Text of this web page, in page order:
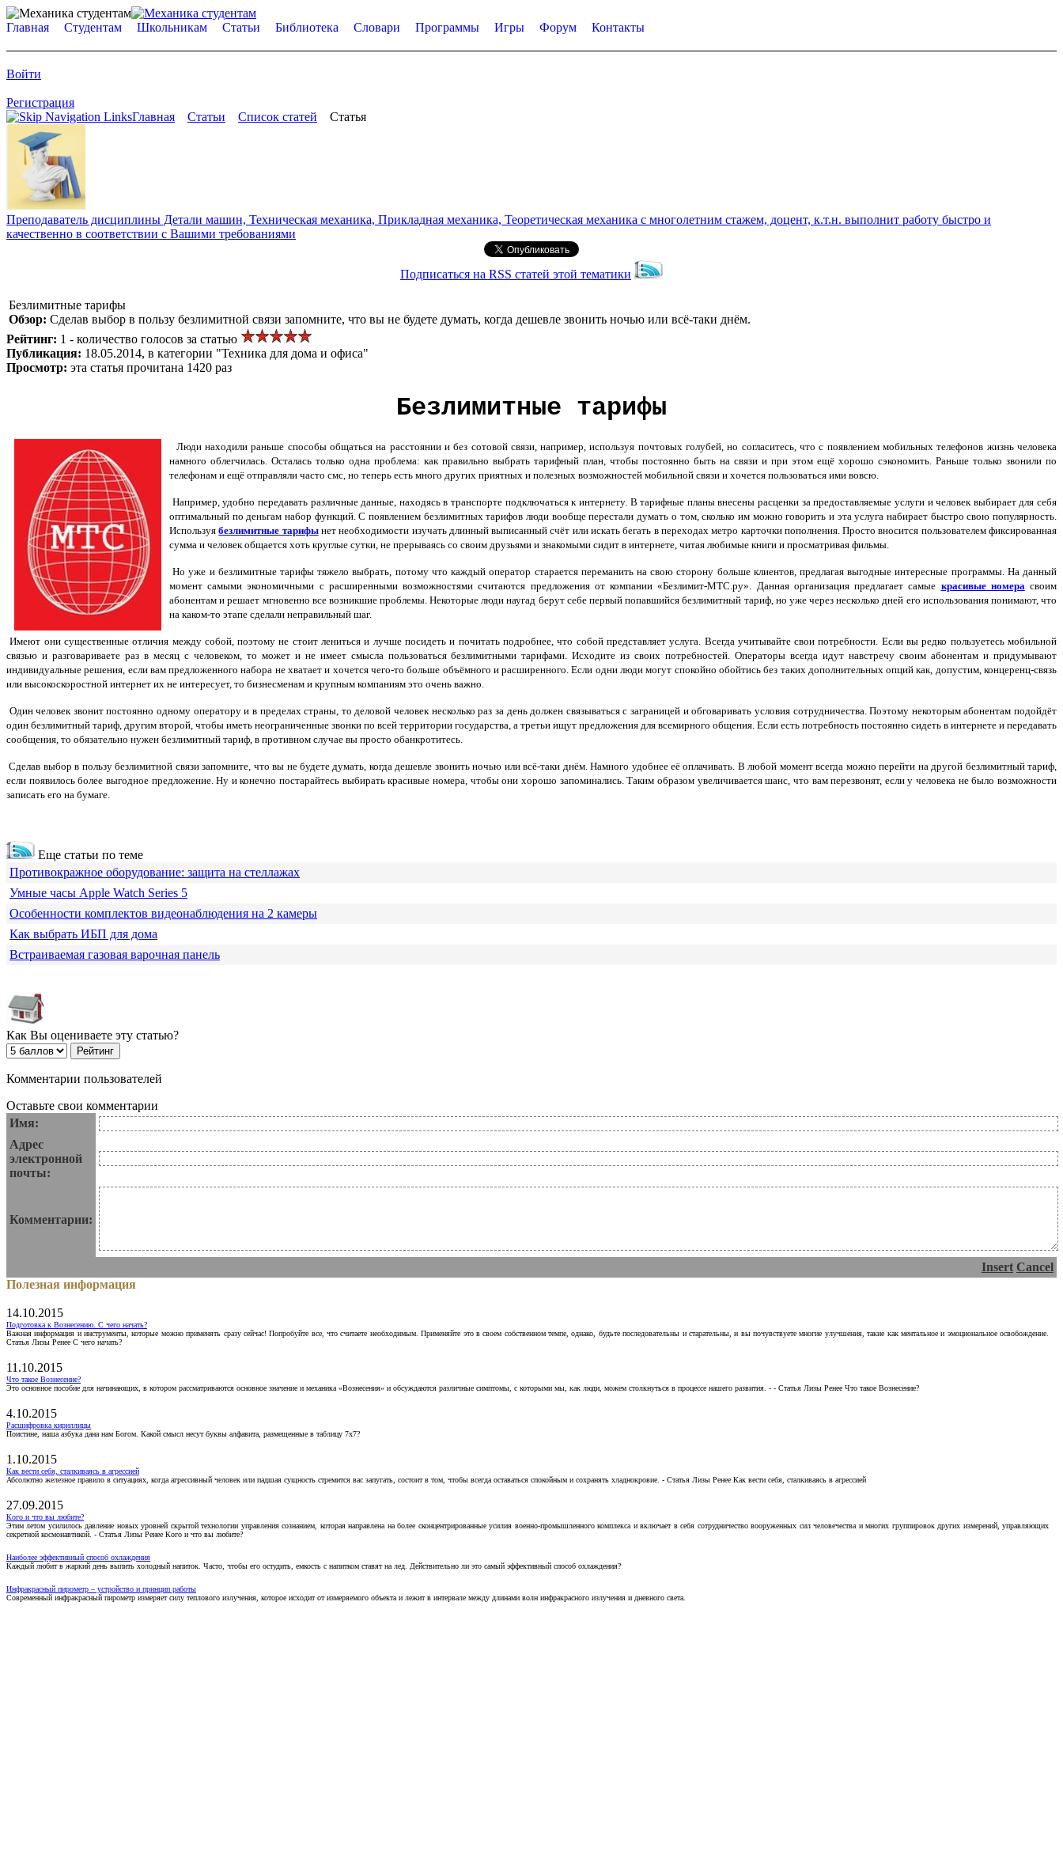
Главная Студентам Школьникам Статьи Библиотека Словари Программы Игры Форум Контакты
Войти
Регистрация
Главная
Статьи Список статей Статья
Преподаватель дисциплины Детали машин, Техническая механика, Прикладная механика, Теоретическая механика с многолетним стажем, доцент, к.т.н. выполнит работу быстро и
качественно в соответствии с Вашими требованиями
Подписаться на RSS статей этой тематики
Безлимитные тарифы
Обзор: Сделав выбор в пользу безлимитной связи запомните, что вы не будете думать, когда дешевле звонить ночью или всё-таки днём.
Рейтинг: 1 - количество голосов за статью
Публикация: 18.05.2014, в категории "Техника для дома и офиса"
Просмотр: эта статья прочитана 1420 раз
Безлимитные тарифы
Люди находили раньше способы общаться на расстоянии и без сотовой связи, например, используя почтовых голубей, но согласитесь, что с появлением мобильных телефонов жизнь человека
намного облегчилась. Осталась только одна проблема: как правильно выбрать тарифный план, чтобы постоянно быть на связи и при этом ещё хорошо сэкономить. Раньше только звонили по
телефонам и ещё отправляли часто смс, но теперь есть много других приятных и полезных возможностей мобильной связи и хочется пользоваться ими вовсю.
Например, удобно передавать различные данные, находясь в транспорте подключаться к интернету. В тарифные планы внесены расценки за предоставляемые услуги и человек выбирает для себя
оптимальный по деньгам набор функций. С появлением безлимитных тарифов люди вообще перестали думать о том, сколько им можно говорить и эта услуга набирает быстро свою популярность.
Используябезлимитные тарифынет необходимости изучать длинный выписанный счёт или искать бегать в переходах метро карточки пополнения. Просто вносится пользователем фиксированная
сумма и человек общается хоть круглые сутки, не прерываясь со своим друзьями и знакомыми сидит в интернете, читая любимые книги и просматривая фильмы.
Но уже и безлимитные тарифы тяжело выбрать, потому что каждый оператор старается переманить на свою сторону больше клиентов, предлагая выгодные интересные программы. На данный
момент самыми экономичными с расширенными возможностями считаются предложения от компании «Безлимит-МТС.ру». Данная организация предлагает самые красивые номерасвоим
абонентам и решает мгновенно все возникшие проблемы. Некоторые люди наугад берут себе первый попавшийся безлимитный тариф, но уже через несколько дней его использования понимают, что
на каком-то этапе сделали неправильный шаг.
Имеют они существенные отличия между собой, поэтому не стоит лениться и лучше посидеть и почитать подробнее, что собой представляет услуга. Всегда учитывайте свои потребности. Если вы редко пользуетесь мобильной
связью и разговариваете раз в месяц с человеком, то может и не имеет смысла пользоваться безлимитными тарифами. Исходите из своих потребностей. Операторы всегда идут навстречу своим абонентам и придумывают
индивидуальные решения, если вам предложенного набора не хватает и хочется чего-то больше объёмного и расширенного. Если одни люди могут спокойно обойтись без таких дополнительных опций как, допустим, концеренц-связь
или высокоскоростной интернет их не интересует, то бизнесменам и крупным компаниям это очень важно.
Один человек звонит постоянно одному оператору и в пределах страны, то деловой человек несколько раз за день должен связываться с заграницей и обговаривать условия сотрудничества. Поэтому некоторым абонентам подойдёт
один безлимитный тариф, другим второй, чтобы иметь неограниченные звонки по всей территории государства, а третьи ищут предложения для всемирного общения. Если есть потребность постоянно сидеть в интернете и передавать
сообщения, то обязательно нужен безлимитный тариф, в противном случае вы просто обанкротитесь.
Сделав выбор в пользу безлимитной связи запомните, что вы не будете думать, когда дешевле звонить ночью или всё-таки днём. Намного удобнее её оплачивать. В любой момент всегда можно перейти на другой безлимитный тариф,
если появилось более выгодное предложение. Ну и конечно постарайтесь выбирать красивые номера, чтобы они хорошо запоминались. Таким образом увеличивается шанс, что вам перезвонят, если у человека не было возможности
записать его на бумаге.
Еще статьи по теме
Противокражное оборудование: защита на стеллажах
Умные часы Apple Watch Series 5
Особенности комплектов видеонаблюдения на 2 камеры
Как выбрать ИБП для дома
Встраиваемая газовая варочная панель
Как Вы оцениваете эту статью?
Комментарии пользователей
Оставьте свои комментарии
Имя:
Адрес
электронной
почты:
Комментарии:
Insert Cancel
Полезная информация
14.10.2015
Подготовка к Вознесению. С чего начать?
Важная информация и инструменты, которые можно применять сразу сейчас! Попробуйте все, что считаете необходимым. Применяйте это в своем собственном темпе, однако, будьте последовательны и старательны, и вы почувствуете многие улучшения, такие как ментальное и эмоциональное освобождение.
Статья Лизы Ренее С чего начать?
11.10.2015
Что такое Вознесение?
Это основное пособие для начинающих, в котором рассматриваются основное значение и механика «Вознесения» и обсуждаются различные симптомы, с которыми мы, как люди, можем столкнуться в процессе нашего развития. - - Статья Лизы Ренее Что такое Вознесение?
4.10.2015
Расшифровка кириллицы
Поистине, наша азбука дана нам Богом. Какой смысл несут буквы алфавита, размещенные в таблицу 7х7?
1.10.2015
Как вести себя, сталкиваясь в агрессией
Абсолютно железное правило в ситуациях, когда агрессивный человек или падшая сущность стремится вас запугать, состоит в том, чтобы всегда оставаться спокойным и сохранять хладнокровие. - Статья Лизы Ренее Как вести себя, сталкиваясь в агрессией
27.09.2015
Кого и что вы любите?
Этим летом усилилось давление новых уровней скрытой технологии управления сознанием, которая направлена на более сконцентрированные усилия военно-промышленного комплекса и включает в себя сотрудничество вооруженных сил человечества и многих группировок других измерений, управляющих
секретной космонавтикой. - Статья Лизы Ренее Кого и что вы любите?
Наиболее эффективный способ охлаждения
Каждый любит в жаркий день выпить холодный напиток. Часто, чтобы его остудить, емкость с напитком ставят на лед. Действительно ли это самый эффективный способ охлаждения?
Инфракрасный пирометр – устройство и принцип работы
Современный инфракрасный пирометр измеряет силу теплового излучения, которое исходит от измеряемого объекта и лежит в интервале между длинами волн инфракрасного излучения и дневного света.